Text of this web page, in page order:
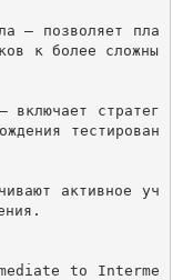
– позволяет пла
к более сложны
включает стратег
тестирован
активное уч
to Interme